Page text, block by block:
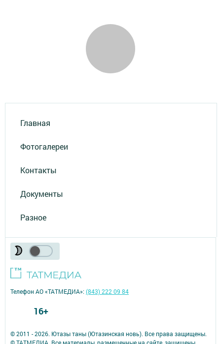
Главная
Фотогалереи
Контакты
Документы
Разное
© 2011 - 2026. Ютазы таны (Ютазинская новь). Все права защищены.
Телефон АО «ТАТМЕДИА»:(843) 222 09 84
16+